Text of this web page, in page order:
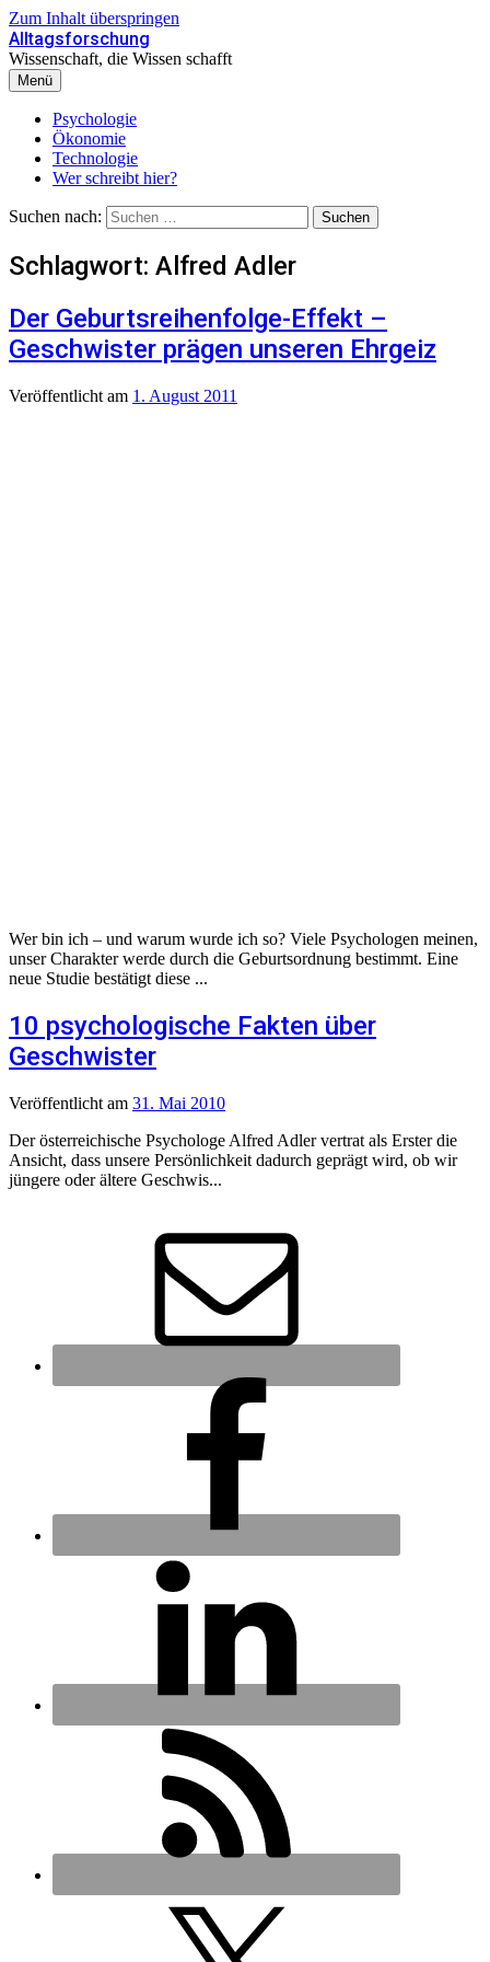
Zum Inhalt überspringen
Alltagsforschung
Wissenschaft, die Wissen schafft
Menü
Psychologie
Ökonomie
Technologie
Wer schreibt hier?
Suchen nach:
Schlagwort: Alfred Adler
Der Geburtsreihenfolge-Effekt –
Geschwister prägen unseren Ehrgeiz
Veröffentlicht am 1. August 2011
Wer bin ich – und warum wurde ich so? Viele Psychologen meinen,
unser Charakter werde durch die Geburtsordnung bestimmt. Eine
neue Studie bestätigt diese ...
10 psychologische Fakten über
Geschwister
Veröffentlicht am 31. Mai 2010
Der österreichische Psychologe Alfred Adler vertrat als Erster die
Ansicht, dass unsere Persönlichkeit dadurch geprägt wird, ob wir
jüngere oder ältere Geschwis...